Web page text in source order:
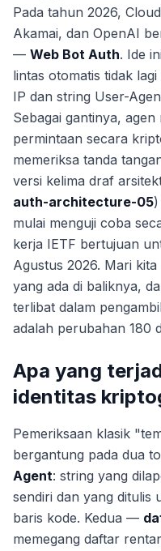
Pada tahun 2026,
Akamai, dan OpenAI
— Web Bot Auth. Ide
lintas otomatis tidak
IP dan string User-
Sebagai gantinya,
permintaan secara
memeriksa tanda
versi kelima draf
auth-architecture-05
mulai menguji coba
kerja IETF bertujuan
Agustus 2026. Mari
yang ada di baliknya,
terlibat dalam
adalah perubahan 180
Apa yang
identitas
Pemeriksaan klasik
bergantung pada dua
Agent: string yang
sendiri dan yang ditulis
baris kode. Kedua —
memegang daftar